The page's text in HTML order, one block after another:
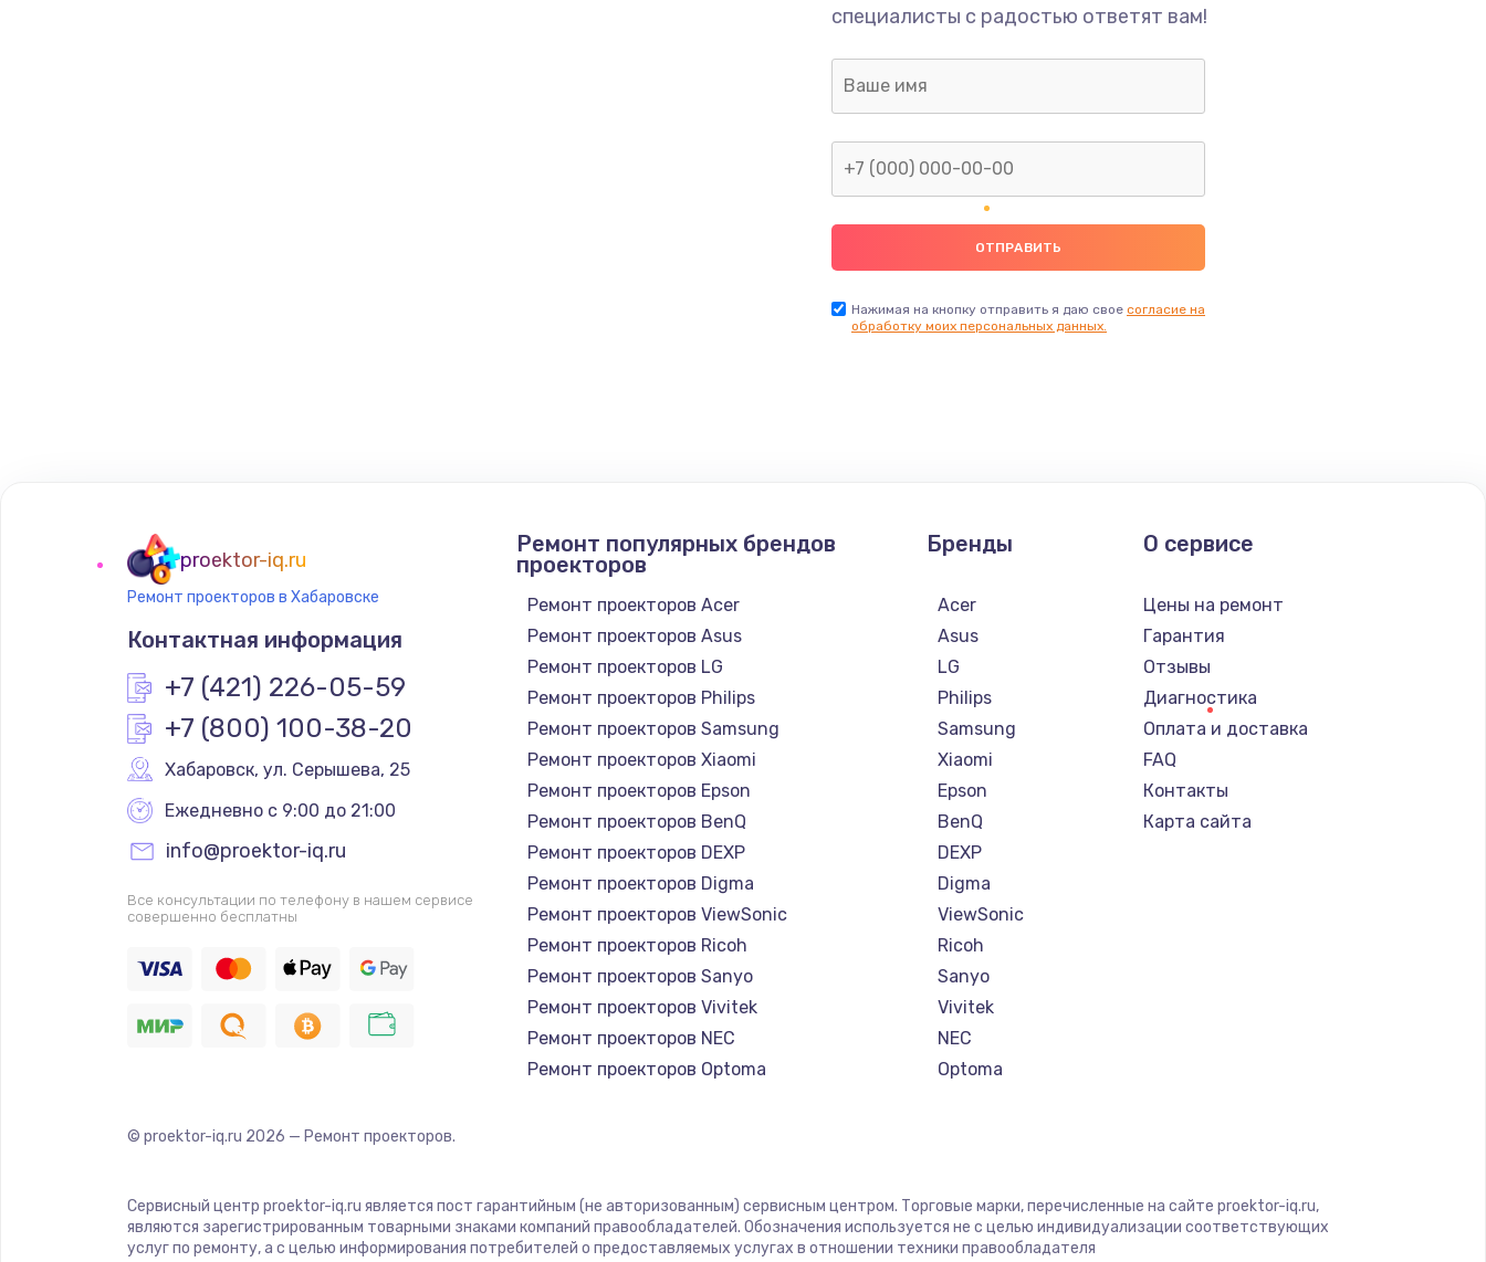
специалисты с радостью ответят вам!
Нажимая на кнопку отправить я даю свое согласие на
обработку моих персональных данных.
proektor-iq.ru
Ремонт проекторов в Хабаровске
Контактная информация
+7 (421) 226-05-59
+7 (800) 100-38-20
Хабаровск, ул. Серышева, 25
Ежедневно с 9:00 до 21:00
info@proektor-iq.ru
Все консультации по телефону в нашем сервисе
совершенно бесплатны
Ремонт популярных брендов
проекторов
Ремонт проекторов Acer
Ремонт проекторов Asus
Ремонт проекторов LG
Ремонт проекторов Philips
Ремонт проекторов Samsung
Ремонт проекторов Xiaomi
Ремонт проекторов Epson
Ремонт проекторов BenQ
Ремонт проекторов DEXP
Ремонт проекторов Digma
Ремонт проекторов ViewSonic
Ремонт проекторов Ricoh
Ремонт проекторов Sanyo
Ремонт проекторов Vivitek
Ремонт проекторов NEC
Ремонт проекторов Optoma
Ремонт проекторов Canon
Ремонт проекторов JVC
Бренды
Acer
Asus
LG
Philips
Samsung
Xiaomi
Epson
BenQ
DEXP
Digma
ViewSonic
Ricoh
Sanyo
Vivitek
NEC
Optoma
Canon
JVC
О сервисе
Цены на ремонт
Гарантия
Отзывы
Диагностика
Оплата и доставка
FAQ
Контакты
Карта сайта
© proektor-iq.ru 2026 — Ремонт проекторов.
Сервисный центр proektor-iq.ru является пост гарантийным (не авторизованным) сервисным центром. Торговые марки, перечисленные на сайте proektor-iq.ru,
являются зарегистрированным товарными знаками компаний правообладателей. Обозначения используется не с целью индивидуализации соответствующих
услуг по ремонту, а с целью информирования потребителей о предоставляемых услугах в отношении техники правообладателя